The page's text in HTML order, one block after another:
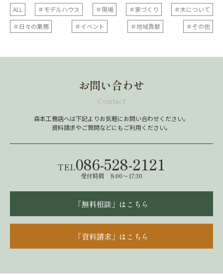
ALL ＃モデルハウス ＃現場 ＃家づくり
＃木について
＃日々の業務
＃イベント ＃地域貢献 ＃その他
お問い合わせ
Contact
森本工務店へは下記よりお気軽にお問い合わせください。
資料請求やご質問などにもご利用ください。
TEL086-528-2121
受付時間 8:00～17:30
「無料相談」はこちら
「資料請求」はこちら